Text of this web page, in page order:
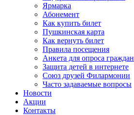
Ярмарка
Абонемент
Как купить билет
Пушкинская карта
Как вернуть билет
Правила посещения
Анкета для опроса граждан
Защита детей в интернете
Союз друзей Филармонии
Часто задаваемые вопросы
Новости
Акции
Контакты